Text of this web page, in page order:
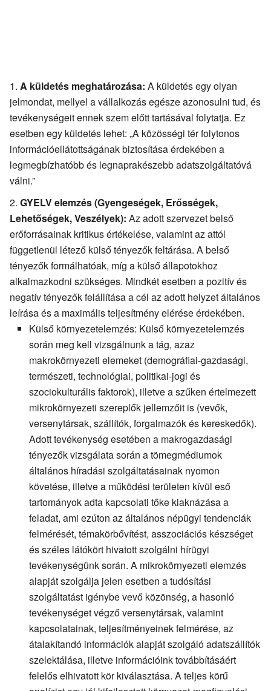
A küldetés meghatározása: A küldetés egy olyan
jelmondat, mellyel a vállalkozás egésze azonosulni tud, és
tevékenységeit ennek szem előtt tartásával folytatja. Ez
esetben egy küldetés lehet: „A közösségi tér folytonos
információellátottságának biztosítása érdekében a
legmegbízhatóbb és legnaprakészebb adatszolgáltatóvá
válni.”
GYELV elemzés (Gyengeségek, Erősségek,
Lehetőségek, Veszélyek): Az adott szervezet belső
erőforrásainak kritikus értékelése, valamint az attól
függetlenül létező külső tényezők feltárása. A belső
tényezők formálhatóak, míg a külső állapotokhoz
alkalmazkodni szükséges. Mindkét esetben a pozitív és
negatív tényezők felállítása a cél az adott helyzet általános
leírása és a maximális teljesítmény elérése érdekében.
Külső környezetelemzés: Külső környezetelemzés
során meg kell vizsgálnunk a tág, azaz
makrokörnyezeti elemeket (demográfiai-gazdasági,
természeti, technológiai, politikai-jogi és
szociokulturális faktorok), illetve a szűken értelmezett
mikrokörnyezeti szereplők jellemzőit is (vevők,
versenytársak, szállítók, forgalmazók és kereskedők).
Adott tevékenység esetében a makrogazdasági
tényezők vizsgálata során a tömegmédiumok
általános híradási szolgáltatásainak nyomon
követése, illetve a működési területen kívül eső
tartományok adta kapcsolati tőke kiaknázása a
feladat, ami ezúton az általános népügyi tendenciák
felmérését, témakörbővítést, asszociációs készséget
és széles látókört hivatott szolgálni hírügyi
tevékenységünk során. A mikrokörnyezeti elemzés
alapját szolgálja jelen esetben a tudósítási
szolgáltatást igénybe vevő közönség, a hasonló
tevékenységet végző versenytársak, valamint
kapcsolatainak, teljesítményeinek felmérése, az
átalakítandó információk alapját szolgáló adatszállítók
szelektálása, illetve információink továbbításáért
felelős elhivatott kör kiválasztása. A teljes körű